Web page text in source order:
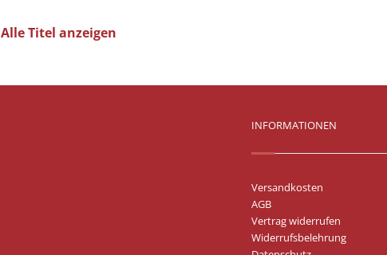
Alle Titel anzeigen
INFORMATIONEN
Versandkosten
AGB
Vertrag widerrufen
Widerrufsbelehrung